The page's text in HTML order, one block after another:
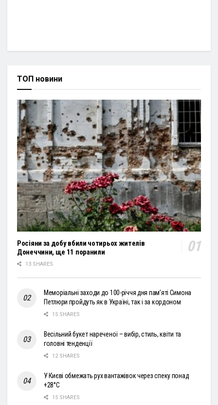
ТОП новини
Росіяни за добу вбили чотирьох жителів
Донеччини, ще 11 поранили
13 SHARES
Меморіальні заходи до 100-річчя дня пам’яті Симона
Петлюри пройдуть як в Україні, так і за кордоном
15 SHARES
Весільний букет нареченої – вибір, стиль, квіти та
головні тенденції
12 SHARES
У Києві обмежать рух вантажівок через спеку понад
+28°С
15 SHARES